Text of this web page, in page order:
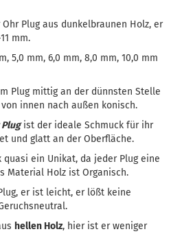
Plug aus dunkelbraunen Holz, er
mm.
5,0 mm, 6,0 mm, 8,0 mm, 10,0 mm
Plug mittig an der dünnsten Stelle
innen nach außen konisch.
ist der ideale Schmuck für ihr
und glatt an der Oberfläche.
ein Unikat, da jeder Plug eine
Material Holz ist Organisch.
er ist leicht, er lößt keine
hellen Holz, hier ist er weniger